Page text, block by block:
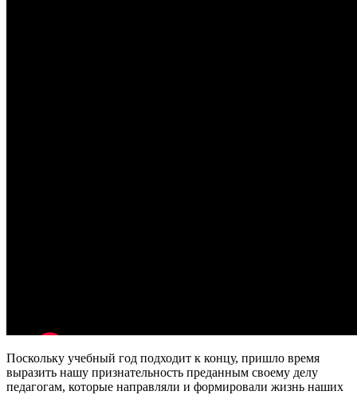
Поскольку учебный год подходит к концу, пришло время
выразить нашу признательность преданным своему делу
педагогам, которые направляли и формировали жизнь наших